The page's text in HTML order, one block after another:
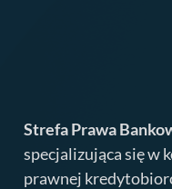
Strefa Prawa
specjalizująca się w
prawnej